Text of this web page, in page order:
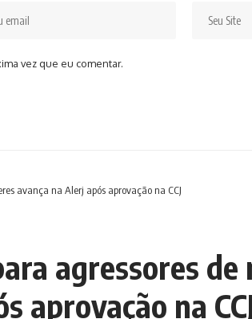
vez que eu comentar.
avança na Alerj após aprovação na CCJ
agressores de
aprovação na